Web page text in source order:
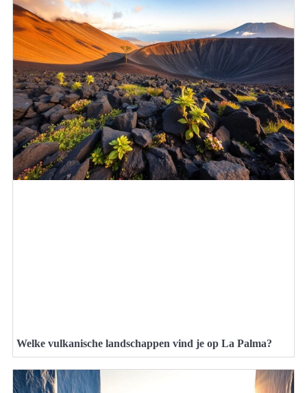
Welke vulkanische landschappen vind je op La Palma?